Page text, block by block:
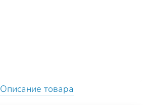
Описание товара